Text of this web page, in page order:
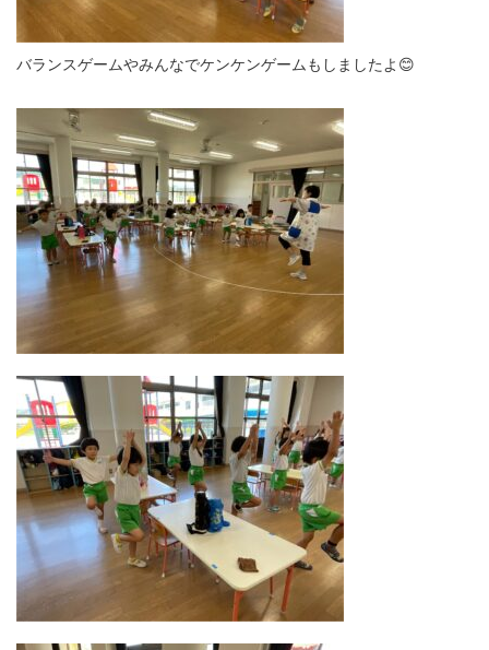
バランスゲームやみんなでケンケンゲームもしましたよ😊